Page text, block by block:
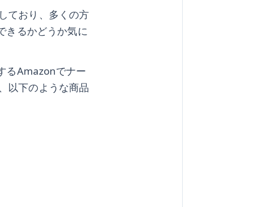
ており、多くの方
きるかどうか気に
るAmazonでナー
以下のような商品